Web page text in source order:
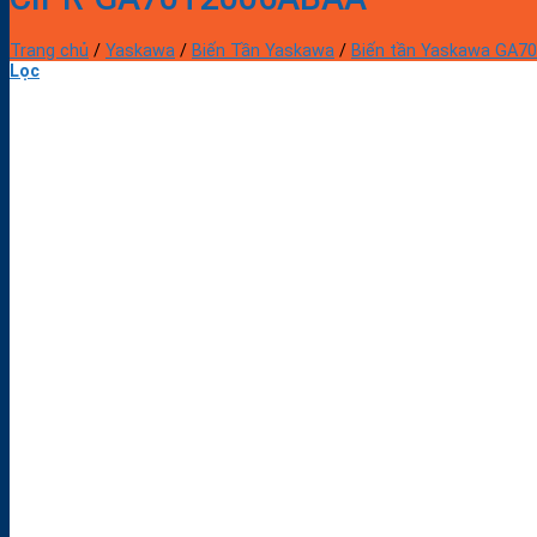
Trang chủ / Yaskawa / Biến Tần Yaskawa / Biến tần Yaskawa
Lọc